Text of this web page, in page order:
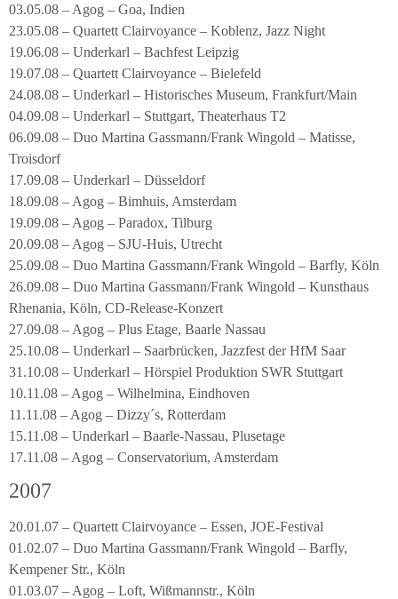
03.05.08 – Agog – Goa, Indien
23.05.08 – Quartett Clairvoyance – Koblenz, Jazz Night
19.06.08 – Underkarl – Bachfest Leipzig
19.07.08 – Quartett Clairvoyance – Bielefeld
24.08.08 – Underkarl – Historisches Museum, Frankfurt/Main
04.09.08 – Underkarl – Stuttgart, Theaterhaus T2
06.09.08 – Duo Martina Gassmann/Frank Wingold – Matisse,
Troisdorf
17.09.08 – Underkarl – Düsseldorf
18.09.08 – Agog – Bimhuis, Amsterdam
19.09.08 – Agog – Paradox, Tilburg
20.09.08 – Agog – SJU-Huis, Utrecht
25.09.08 – Duo Martina Gassmann/Frank Wingold – Barfly, Köln
26.09.08 – Duo Martina Gassmann/Frank Wingold – Kunsthaus
Rhenania, Köln, CD-Release-Konzert
27.09.08 – Agog – Plus Etage, Baarle Nassau
25.10.08 – Underkarl – Saarbrücken, Jazzfest der HfM Saar
31.10.08 – Underkarl – Hörspiel Produktion SWR Stuttgart
10.11.08 – Agog – Wilhelmina, Eindhoven
11.11.08 – Agog – Dizzy´s, Rotterdam
15.11.08 – Underkarl – Baarle-Nassau, Plusetage
17.11.08 – Agog – Conservatorium, Amsterdam
2007
20.01.07 – Quartett Clairvoyance – Essen, JOE-Festival
01.02.07 – Duo Martina Gassmann/Frank Wingold – Barfly,
Kempener Str., Köln
01.03.07 – Agog – Loft, Wißmannstr., Köln